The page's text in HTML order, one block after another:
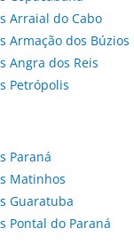
Arraial do Cabo
Armação dos Búzios
Angra dos Reis
Petrópolis
Paraná
Matinhos
Guaratuba
Pontal do Paraná